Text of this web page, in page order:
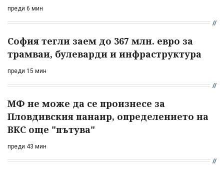
преди 6 мин
София тегли заем до 367 млн. евро за
трамваи, булеварди и инфраструктура
преди 15 мин
МФ не може да се произнесе за
Пловдивския панаир, определението на
ВКС още "пътува"
преди 43 мин